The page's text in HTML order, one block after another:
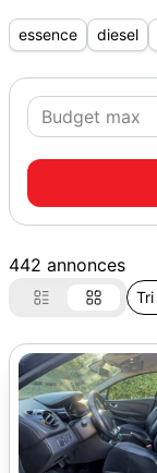
essence diesel
442 annonces
Tri